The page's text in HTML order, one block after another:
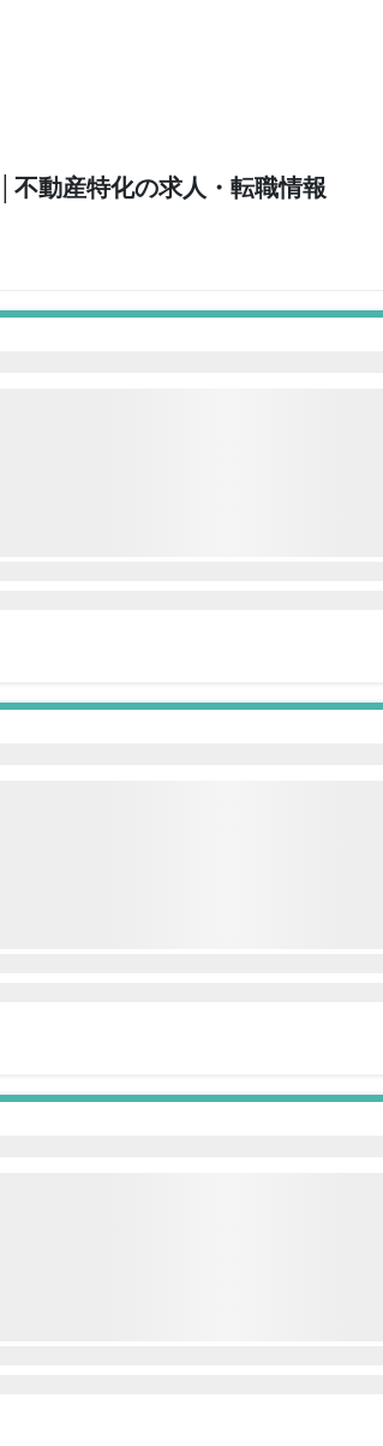
│不動産特化の求人・転職情報